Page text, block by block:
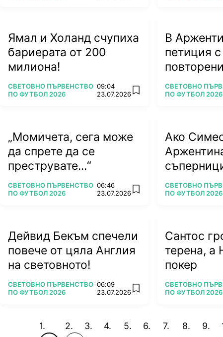
Ямал и Холанд счупиха
бариерата от 200
милиона!
ПОВЕЧЕ ОТ
СВЕТОВНО ПЪРВЕНСТВО
ПО ФУТБОЛ 2026
09:04
23.07.2026 add favorites
В
петиция
ПОВЕЧЕ ОТ
СВЕТОВНО
ПО ФУТБОЛ 2026
„Момичета, сега може
да спрете да се
преструвате...“
ПОВЕЧЕ ОТ
СВЕТОВНО ПЪРВЕНСТВО
ПО ФУТБОЛ 2026
06:46
23.07.2026 add favorites
Ако
тежки
ПОВЕЧЕ ОТ
СВЕТОВНО
ПО ФУТБОЛ 2026
Дейвид Бекъм спечели
повече от цяла Англия
на световното!
ПОВЕЧЕ ОТ
СВЕТОВНО ПЪРВЕНСТВО
ПО ФУТБОЛ 2026
06:09
23.07.2026 add favorites
Сантос
терена, а
покер
ПОВЕЧЕ ОТ
СВЕТОВНО
ПО ФУТБОЛ 2026